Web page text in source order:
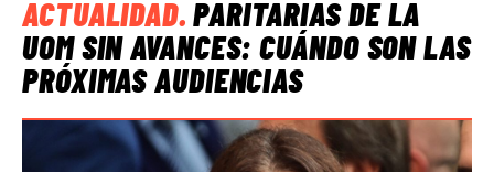
ACTUALIDAD.PARITARIAS DE LA
UOM SIN AVANCES: CUÁNDO SON LAS
PRÓXIMAS AUDIENCIAS